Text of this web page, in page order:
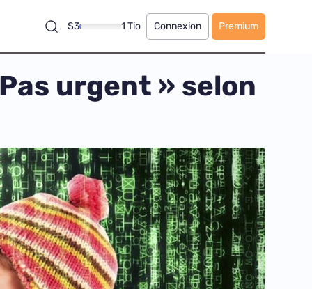
S3 1 Tio Connexion Premium
urgent » selon